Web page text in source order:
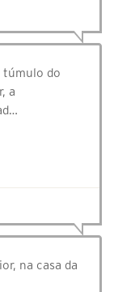
túmulo do
a
na casa da